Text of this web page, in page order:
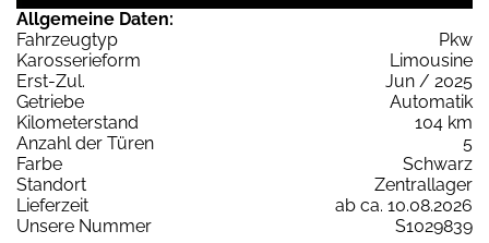
Allgemeine Daten:
Fahrzeugtyp
Pkw
Karosserieform
Limousine
Erst-Zul.
Jun / 2025
Getriebe
Automatik
Kilometerstand
104 km
Anzahl der Türen
5
Farbe
Schwarz
Standort
Zentrallager
Lieferzeit
ab ca. 10.08.2026
Unsere Nummer
S1029839